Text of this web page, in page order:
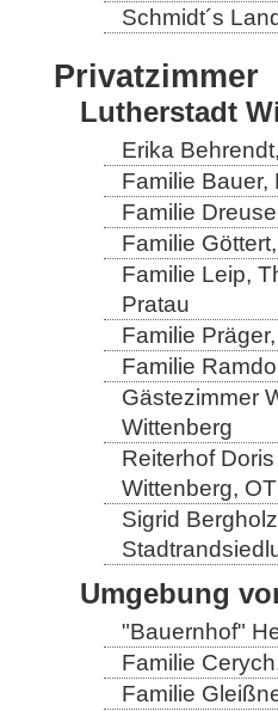
Schmidt´s
Privatzimmer
Lutherstadt
Erika
Familie Bauer,
Familie
Familie
Familie Leip,
Pratau
Familie
Familie
Gästezimmer
Wittenberg
Reiterhof
Wittenberg,
Sigrid
Umgebung
"Bauernhof"
Familie
Familie